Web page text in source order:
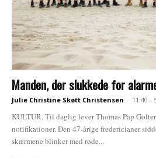
Manden, der slukkede for
Julie Christine Skøtt Christensen - 11:40 -
KULTUR. Til daglig lever Thomas Pap
notifikationer. Den 47-årige fredericianer
skærmene blinker med røde...